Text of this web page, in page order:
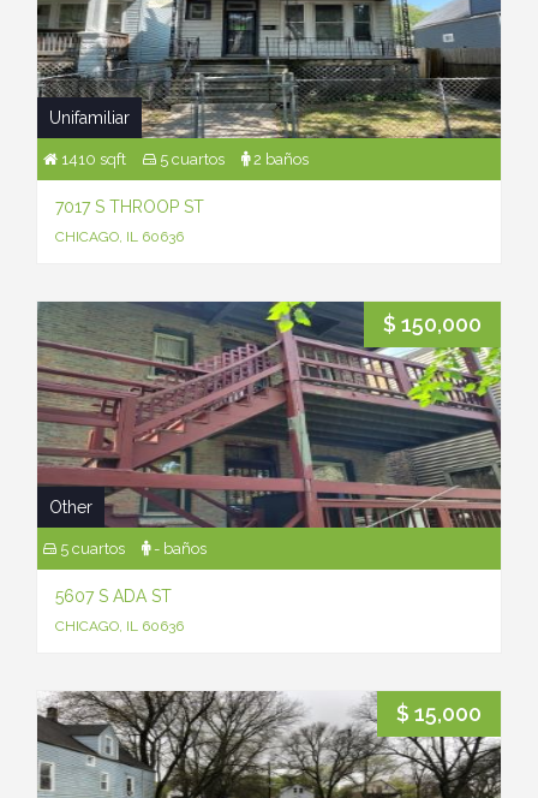
Unifamiliar
1410 sqft 5 cuartos 2 baños
7017 S THROOP ST
CHICAGO, IL 60636
$ 150,000
Other
5 cuartos - baños
5607 S ADA ST
CHICAGO, IL 60636
$ 15,000